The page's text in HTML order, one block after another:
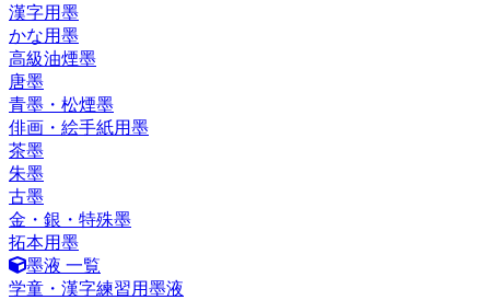
漢字用墨
かな用墨
高級油煙墨
唐墨
青墨・松煙墨
俳画・絵手紙用墨
茶墨
朱墨
古墨
金・銀・特殊墨
拓本用墨
墨液 一覧
学童・漢字練習用墨液